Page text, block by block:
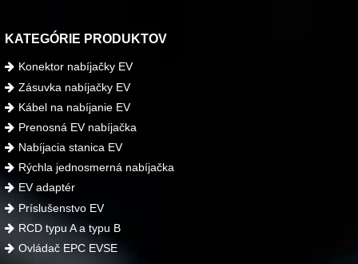
KATEGÓRIE PRODUKTOV
Konektor nabíjačky EV
Zásuvka nabíjačky EV
Kábel na nabíjanie EV
Prenosná EV nabíjačka
Nabíjacia stanica EV
Rýchla jednosmerná nabíjačka
EV adaptér
Príslušenstvo EV
RCD typu A a typu B
Ovládač EPC EVSE